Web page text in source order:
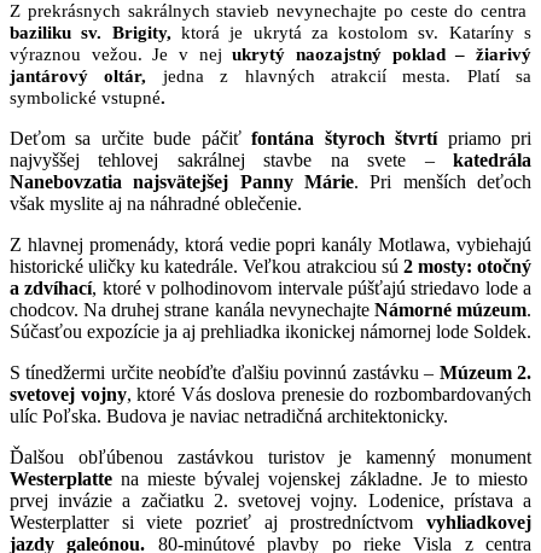
Z prekrásnych sakrálnych stavieb nevynechajte po ceste do centra
baziliku sv. Brigity, ktorá je ukrytá za kostolom sv. Kataríny s
výraznou vežou. Je v nejukrytý naozajstný poklad – žiarivý
jantárový oltár, jedna z hlavných atrakcií mesta. Platí sa
symbolické vstupné.
Deťom sa určite bude páčiťfontána štyroch štvrtípriamo pri
najvyššej tehlovej sakrálnej stavbe na svete –katedrála
Nanebovzatia najsvätejšej Panny Márie. Pri menších deťoch
však myslite aj na náhradné oblečenie.
Z hlavnej promenády, ktorá vedie popri kanály Motlawa, vybiehajú
historické uličky ku katedrále. Veľkou atrakciou sú 2 mosty: otočný
a zdvíhací, ktoré v polhodinovom intervale púšťajú striedavo lode a
chodcov. Na druhej strane kanála nevynechajte Námorné múzeum.
Súčasťou expozície ja aj prehliadka ikonickej námornej lode Soldek.
S tínedžermi určite neobíďte ďalšiu povinnú zastávku – Múzeum 2.
svetovej vojny, ktoré Vás doslova prenesie do rozbombardovaných
ulíc Poľska. Budova je naviac netradičná architektonicky.
Ďalšou obľúbenou zastávkou turistov je kamenný monument
Westerplatte na mieste bývalej vojenskej základne. Je to miesto
prvej invázie a začiatku 2. svetovej vojny. Lodenice, prístava a
Westerplatter si viete pozrieť aj prostredníctvom vyhliadkovej
jazdy galeónou. 80-minútové plavby po rieke Visla z centra